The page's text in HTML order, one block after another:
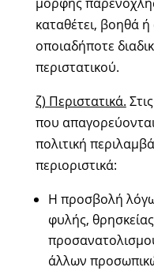
καταθέτει, βοηθά ή
οποιαδήποτε
περιστατικού.
ζ) Περιστατικά.
που
πολιτική
περιοριστικά:
Η προσβολή
φυλής,
άλλων